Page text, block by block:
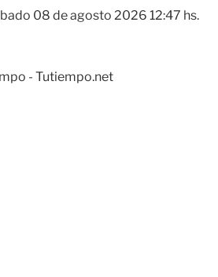
08 de agosto 2026 12:47 hs.
- Tutiempo.net